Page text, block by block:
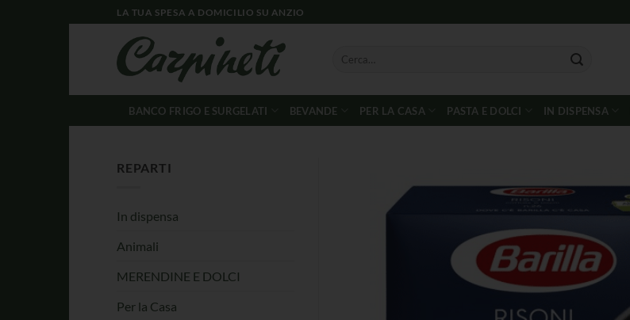
LA TUA SPESA A DOMICILIO SU ANZIO
BANCO FRIGO E SURGELATI BEVANDE PER LA CASA PASTA E DOLCI IN DISPENSA
REPARTI
In dispensa
Animali
MERENDINE E DOLCI
Per la Casa